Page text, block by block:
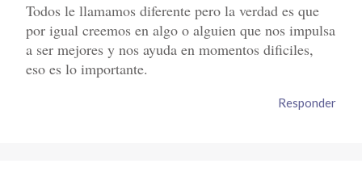
Todos le llamamos diferente pero la verdad es que
por igual creemos en algo o alguien que nos impulsa
a ser mejores y nos ayuda en momentos dificiles,
eso es lo importante.
Responder